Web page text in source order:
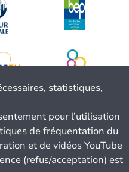
statistiques,
pour l’utilisation
de fréquentation du
et de vidéos YouTube
(refus/acceptation) est